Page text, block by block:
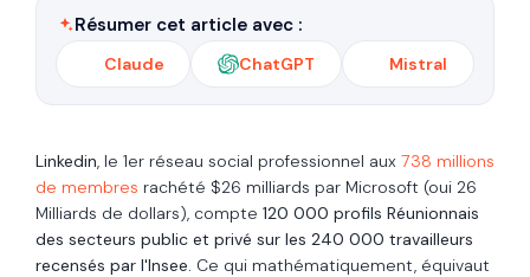
Résumer cet article avec :
Claude ChatGPT Mistral
Linkedin, le 1er réseau social professionnel aux 738 millions
de membres rachété $26 milliards par Microsoft (oui 26
Milliards de dollars), compte 120 000 profils Réunionnais
des secteurs public et privé sur les 240 000 travailleurs
recensés par l'Insee. Ce qui mathématiquement, équivaut